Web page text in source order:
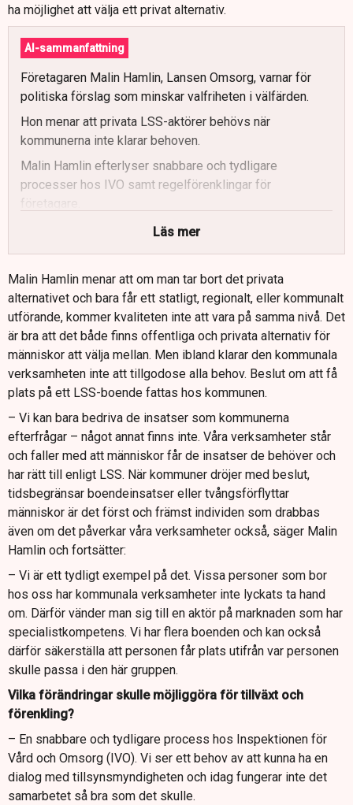
ha möjlighet att välja ett privat alternativ.
AI-sammanfattning
Företagaren Malin Hamlin, Lansen Omsorg, varnar för
politiska förslag som minskar valfriheten i välfärden.
Hon menar att privata LSS-aktörer behövs när
kommunerna inte klarar behoven.
Malin Hamlin efterlyser snabbare och tydligare
processer hos IVO samt regelförenklingar för
företagare.
Hon ser stora risker i förslag om att begränsa aktiebolag
Förkortad arbetstid och slopat karensavdrag bedöms
förvärra personalbrist och öka kostnaderna.
Till nästa statsminister uppmanar hon att säkra lika
villkor för privata och offentliga välfärdsutförare.
Läs mer
Malin Hamlin menar att om man tar bort det privata
alternativet och bara får ett statligt, regionalt, eller kommunalt
utförande, kommer kvaliteten inte att vara på samma nivå. Det
är bra att det både finns offentliga och privata alternativ för
människor att välja mellan. Men ibland klarar den kommunala
verksamheten inte att tillgodose alla behov. Beslut om att få
plats på ett LSS-boende fattas hos kommunen.
– Vi kan bara bedriva de insatser som kommunerna
efterfrågar – något annat finns inte. Våra verksamheter står
och faller med att människor får de insatser de behöver och
har rätt till enligt LSS. När kommuner dröjer med beslut,
tidsbegränsar boendeinsatser eller tvångsförflyttar
människor är det först och främst individen som drabbas
även om det påverkar våra verksamheter också, säger Malin
Hamlin och fortsätter:
– Vi är ett tydligt exempel på det. Vissa personer som bor
hos oss har kommunala verksamheter inte lyckats ta hand
om. Därför vänder man sig till en aktör på marknaden som har
specialistkompetens. Vi har flera boenden och kan också
därför säkerställa att personen får plats utifrån var personen
skulle passa i den här gruppen.
Vilka förändringar skulle möjliggöra för tillväxt och
förenkling?
– En snabbare och tydligare process hos Inspektionen för
Vård och Omsorg (IVO). Vi ser ett behov av att kunna ha en
dialog med tillsynsmyndigheten och idag fungerar inte det
samarbetet så bra som det skulle.